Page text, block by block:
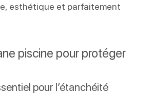
esthétique et parfaitement
piscine pour protéger
pour l’étanchéité